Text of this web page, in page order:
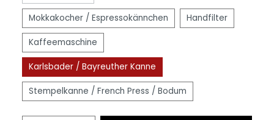
Mokkakocher / Espressokännchen Handfilter
Kaffeemaschine
Karlsbader / Bayreuther Kanne
Stempelkanne / French Press / Bodum